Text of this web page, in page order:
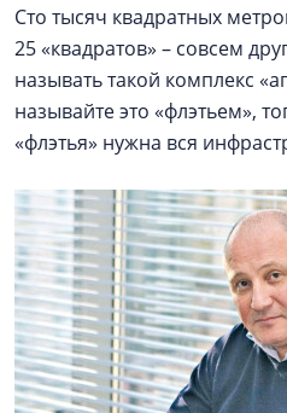
Сто тысяч квадратных
25 «квадратов» – совсем
называть такой комплекс
называйте это «флэтьем»,
«флэтья» нужна вся